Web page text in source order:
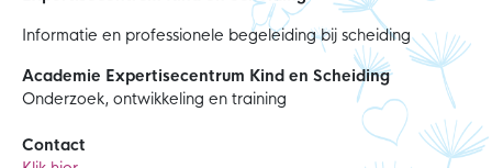
Informatie en professionele begeleiding bij scheiding
Academie Expertisecentrum Kind en Scheiding
Onderzoek, ontwikkeling en training
Contact